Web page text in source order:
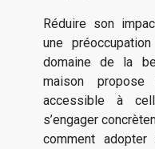
Réduire son
une
domaine de la
maison
accessible à
s’engager
comment